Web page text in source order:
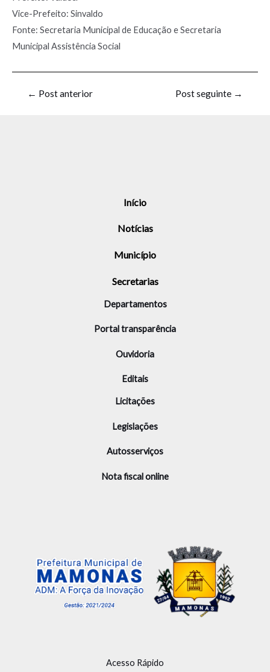
Vice-Prefeito: Sinvaldo
Fonte: Secretaria Municipal de Educação e Secretaria
Municipal Assistência Social
← Post anterior Post seguinte →
Início
Notícias
Município
Secretarias
Departamentos
Portal transparência
Ouvidoria
Editais
Licitações
Legislações
Autosserviços
Nota fiscal online
Acesso Rápido